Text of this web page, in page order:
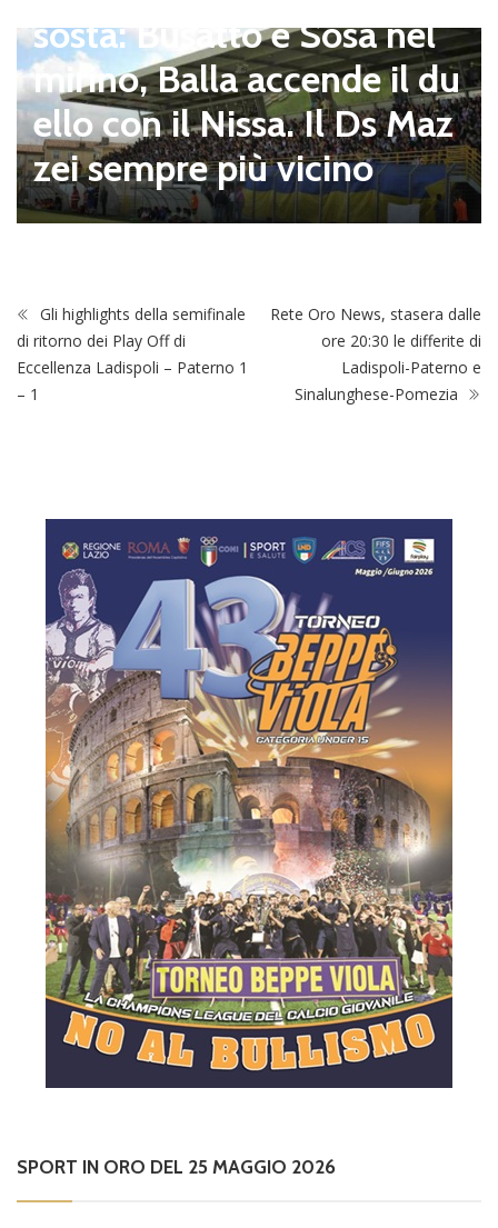
sosta: Busatto e Sosa nel
mirino, Balla accende il du
ello con il Nissa. Il Ds Maz
zei sempre più vicino
Gli highlights della semifinale
di ritorno dei Play Off di
Eccellenza Ladispoli – Paterno 1
– 1
Rete Oro News, stasera dalle
ore 20:30 le differite di
Ladispoli-Paterno e
Sinalunghese-Pomezia
SPORT IN ORO DEL 25 MAGGIO 2026